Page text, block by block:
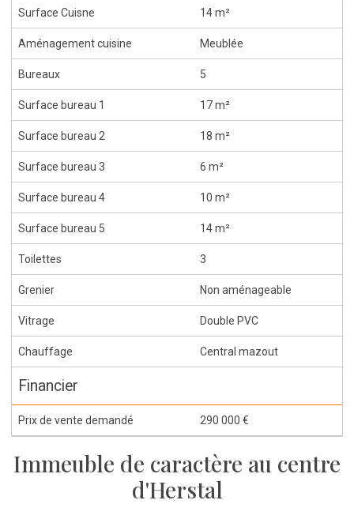
Surface Cuisne 14 m²
Aménagement cuisine Meublée
Bureaux 5
Surface bureau 1 17 m²
Surface bureau 2 18 m²
Surface bureau 3 6 m²
Surface bureau 4 10 m²
Surface bureau 5 14 m²
Toilettes 3
Grenier Non aménageable
Vitrage Double PVC
Chauffage Central mazout
Financier
Prix de vente demandé 290 000 €
Immeuble de caractère au centre
d'Herstal